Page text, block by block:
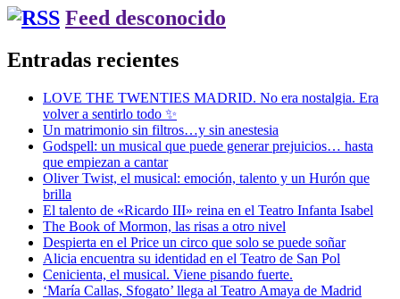
Feed desconocido
Entradas recientes
LOVE THE TWENTIES MADRID. No era nostalgia. Era
volver a sentirlo todo ✨
Un matrimonio sin filtros…y sin anestesia
Godspell: un musical que puede generar prejuicios… hasta
que empiezan a cantar
Oliver Twist, el musical: emoción, talento y un Hurón que
brilla
El talento de «Ricardo III» reina en el Teatro Infanta Isabel
The Book of Mormon, las risas a otro nivel
Despierta en el Price un circo que solo se puede soñar
Alicia encuentra su identidad en el Teatro de San Pol
Cenicienta, el musical. Viene pisando fuerte.
‘María Callas, Sfogato’ llega al Teatro Amaya de Madrid